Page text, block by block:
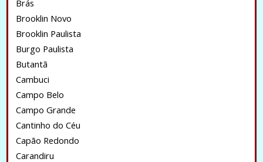
Brás
Brooklin Novo
Brooklin Paulista
Burgo Paulista
Butantã
Cambuci
Campo Belo
Campo Grande
Cantinho do Céu
Capão Redondo
Carandiru